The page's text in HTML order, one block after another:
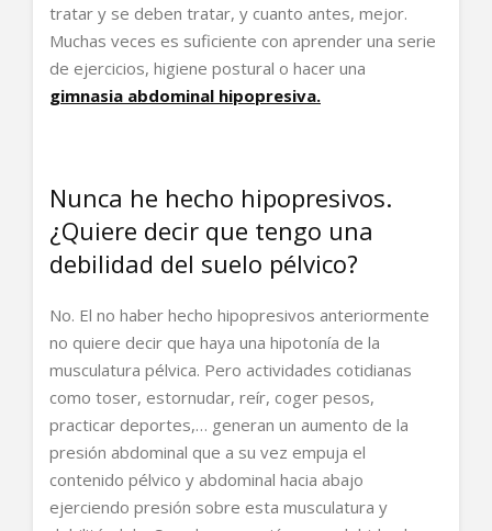
tratar y se deben tratar, y cuanto antes, mejor.
Muchas veces es suficiente con aprender una serie
de ejercicios, higiene postural o hacer una
gimnasia abdominal hipopresiva.
Nunca he hecho hipopresivos.
¿Quiere decir que tengo una
debilidad del suelo pélvico?
No. El no haber hecho hipopresivos anteriormente
no quiere decir que haya una hipotonía de la
musculatura pélvica. Pero actividades cotidianas
como toser, estornudar, reír, coger pesos,
practicar deportes,… generan un aumento de la
presión abdominal que a su vez empuja el
contenido pélvico y abdominal hacia abajo
ejerciendo presión sobre esta musculatura y